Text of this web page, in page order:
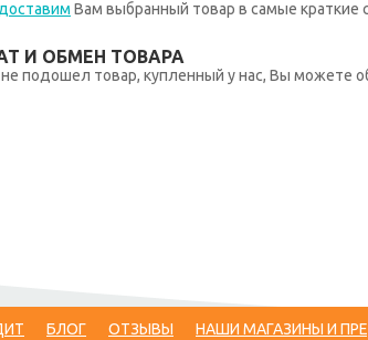
Вам выбранный товар в самые краткие
И ОБМЕН ТОВАРА
подошел товар, купленный у нас, Вы можете
БЛОГ ОТЗЫВЫ НАШИ МАГАЗИНЫ И